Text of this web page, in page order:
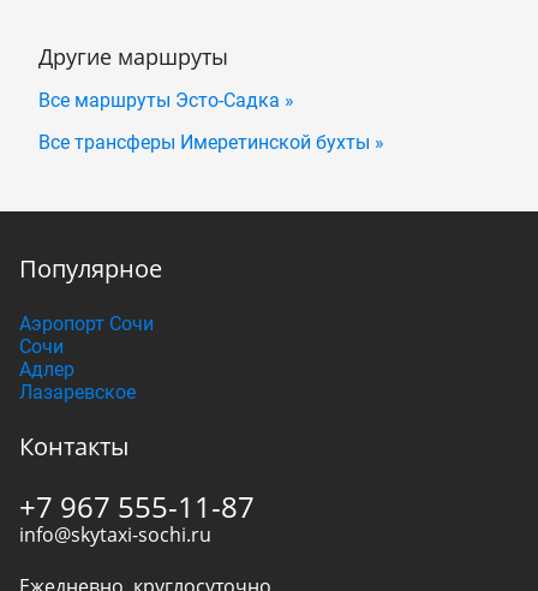
Другие маршруты
Все маршруты Эсто-Садка »
Все трансферы Имеретинской бухты »
Популярное
Аэропорт Сочи
Сочи
Адлер
Лазаревское
Контакты
+7 967 555-11-87
info@skytaxi-sochi.ru